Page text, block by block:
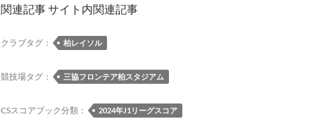
関連記事 サイト内関連記事
クラブタグ： 柏レイソル
競技場タグ： 三協フロンテア柏スタジアム
CSスコアブック分類： 2024年J1リーグスコア